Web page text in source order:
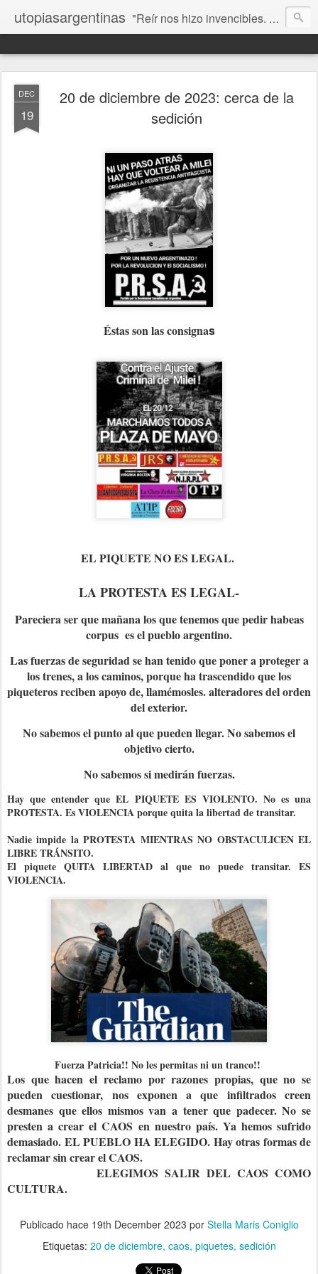
utopiasargentinas "Reír nos hizo invencibles. No como los que siempre ganan, sino como aquellos que no se rinden”. Frida Kahlo
DEC
19
20 de diciembre de 2023: cerca de la
sedición
Éstas son las consignas
EL PIQUETE NO ES LEGAL.
LA PROTESTA ES LEGAL-
Pareciera ser que mañana los que tenemos que pedir habeas
corpus es el pueblo argentino.
Las fuerzas de seguridad se han tenido que poner a proteger a
los trenes, a los caminos, porque ha trascendido que los
piqueteros reciben apoyo de, llamémosles. alteradores del orden
del exterior.
No sabemos el punto al que pueden llegar. No sabemos el
objetivo cierto.
No sabemos si medirán fuerzas.
Hay que entender que EL PIQUETE ES VIOLENTO. No es una
PROTESTA. Es VIOLENCIA porque quita la libertad de transitar.
Nadie impide la PROTESTA MIENTRAS NO OBSTACULICEN EL
LIBRE TRÁNSITO.
El piquete QUITA LIBERTAD al que no puede transitar. ES
VIOLENCIA.
Fuerza Patricia!! No les permitas ni un tranco!!
Los que hacen el reclamo por razones propias, que no se
pueden cuestionar, nos exponen a que infiltrados creen
desmanes que ellos mismos van a tener que padecer. No se
presten a crear el CAOS en nuestro país. Ya hemos sufrido
demasiado. EL PUEBLO HA ELEGIDO. Hay otras formas de
reclamar sin crear el CAOS.
ELEGIMOS SALIR DEL CAOS COMO
CULTURA.
Publicado hace 19th December 2023 por Stella Maris Coniglio
Etiquetas: 20 de diciembre caos piquetes sedición